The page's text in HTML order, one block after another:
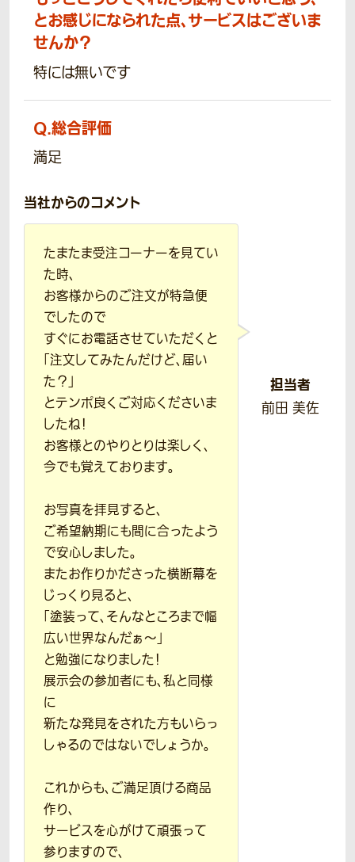
とお感じになられた点、サービスはございま
せんか？
特には無いです
Q.総合評価
満足
当社からのコメント
たまたま受注コーナーを見てい
た時、
お客様からのご注文が特急便
でしたので
すぐにお電話させていただくと
「注文してみたんだけど、届い
た？」
とテンポ良くご対応くださいま
したね！
お客様とのやりとりは楽しく、
今でも覚えております。
お写真を拝見すると、
ご希望納期にも間に合ったよう
で安心しました。
またお作りかださった横断幕を
じっくり見ると、
「塗装って、そんなところまで幅
広い世界なんだぁ〜」
と勉強になりました！
展示会の参加者にも、私と同様
に
新たな発見をされた方もいらっ
しゃるのではないでしょうか。
これからも、ご満足頂ける商品
作り、
サービスを心がけて頑張って
参りますので、
担当者
前田 美佐